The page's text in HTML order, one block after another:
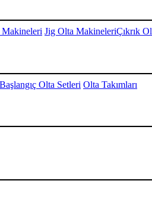
Makineleri Jig Olta MakineleriÇıkrık
Başlangıç Olta Setleri Olta Takımları